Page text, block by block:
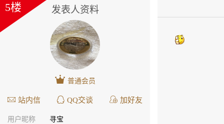
发表人资料
5楼
普通会员
站内信 QQ交谈 加好友
用户昵称
寻宝